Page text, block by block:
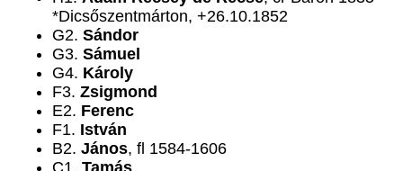
*Dicsőszentmárton, +26.10.1852
G2. Sándor
G3. Sámuel
G4. Károly
F3. Zsigmond
E2. Ferenc
F1. István
B2. János, fl 1584-1606
C1. Tamás